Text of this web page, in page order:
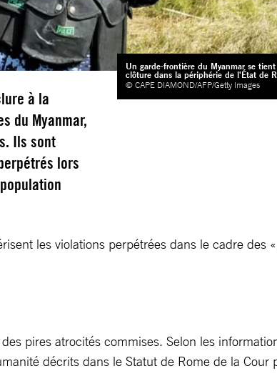
Un garde-frontière du Myanmar se
clôture dans la périphérie de l'État de
© CAPE DIAMOND/AFP/Getty Images
à la
du Myanmar,
Ils sont
lors
les violations perpétrées dans le cadre des
pires atrocités commises. Selon les
décrits dans le Statut de Rome de la Cour